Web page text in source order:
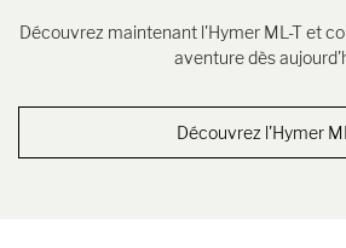
Découvrez maintenant l'Hymer ML-T et
aventure dès
Découvrez l'Hymer